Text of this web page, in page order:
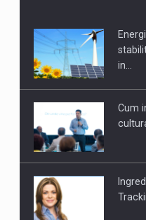
in…
Cum